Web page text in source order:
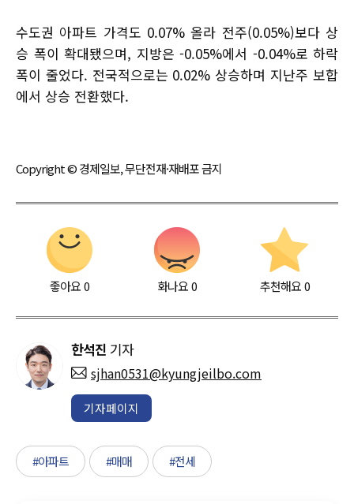
수도권 아파트 가격도 0.07% 올라 전주(0.05%)보다 상
승 폭이 확대됐으며, 지방은 -0.05%에서 -0.04%로 하락
폭이 줄었다. 전국적으로는 0.02% 상승하며 지난주 보합
에서 상승 전환했다.
Copyright © 경제일보, 무단전재·재배포 금지
좋아요0 화나요0 추천해요 0
한석진 기자
sjhan0531@kyungjeilbo.com
기자페이지
#아파트 #매매 #전세